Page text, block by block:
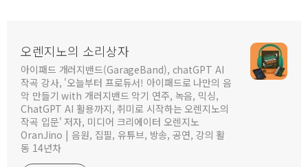
오렌지노의 소리상자
아이패드 개러지밴드(GarageBand), chatGPT AI
작곡 강사, '오늘부터 프로듀서! 아이패드로 나만의 음
악 만들기 with 개러지밴드 악기 연주, 녹음, 믹싱,
ChatGPT AI 활용까지, 취미로 시작하는 오렌지노의
작곡 입문' 저자, 미디어 크리에이터 오렌지노
OranJino | 음원, 집필, 유튜브, 방송, 공연, 강의 활
동 14년차